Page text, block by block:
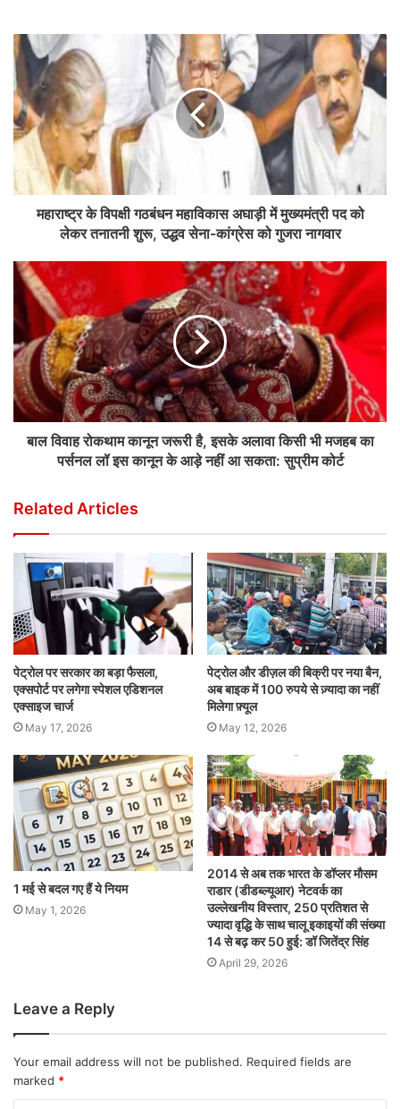
महाराष्ट्र के विपक्षी गठबंधन महाविकास अघाड़ी में मुख्यमंत्री पद को
लेकर तनातनी शुरू, उद्धव सेना-कांग्रेस को गुजरा नागवार
बाल विवाह रोकथाम कानून जरूरी है, इसके अलावा किसी भी मजहब का
पर्सनल लॉ इस कानून के आड़े नहीं आ सकता: सुप्रीम कोर्ट
Related Articles
पेट्रोल पर सरकार का बड़ा फैसला,
एक्सपोर्ट पर लगेगा स्पेशल एडिशनल
एक्साइज चार्ज
May 17, 2026
पेट्रोल और डीज़ल की बिक्री पर नया बैन,
अब बाइक में 100 रुपये से ज़्यादा का नहीं
मिलेगा फ़्यूल
May 12, 2026
1 मई से बदल गए हैं ये नियम
May 1, 2026
2014 से अब तक भारत के डॉप्लर मौसम
राडार (डीडब्ल्यूआर) नेटवर्क का
उल्लेखनीय विस्तार, 250 प्रतिशत से
ज्यादा वृद्धि के साथ चालू इकाइयों की संख्या
14 से बढ़ कर 50 हुई: डॉ जितेंद्र सिंह
April 29, 2026
Leave a Reply
Your email address will not be published. Required fields are
marked *